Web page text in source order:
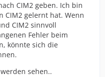
CIM2 geben. Ich bin
CIM2 gelernt hat. Wenn
CIM2 sinnvoll
Fehler beim
könnte sich die
sehen..